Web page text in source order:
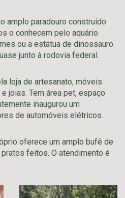
amplo paradouro construído
o conhecem pelo aquário
ou a estátua de dinossauro
junto à rodovia federal.
loja de artesanato, móveis
joias. Tem área pet, espaço
inaugurou um
de automóveis elétricos.
oferece um amplo bufê de
feitos. O atendimento é